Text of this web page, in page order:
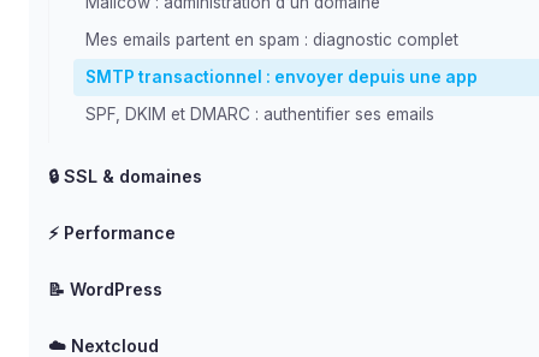
Mes emails partent en spam : diagnostic complet
SMTP transactionnel : envoyer depuis une app
SPF, DKIM et DMARC : authentifier ses emails
🔒 SSL & domaines
⚡ Performance
📝 WordPress
☁️ Nextcloud